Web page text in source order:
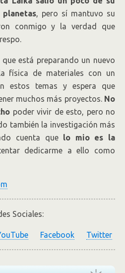
, pero sí mantuvo su
conmigo y la verdad que
está preparando un nuevo
física de materiales con un
estos temas y espera que
muchos más proyectos.No
poder vivir de esto, pero no
también la investigación más
cuenta que lo mio es la
dedicarme a ello como
Sociales:
Facebook Twitter